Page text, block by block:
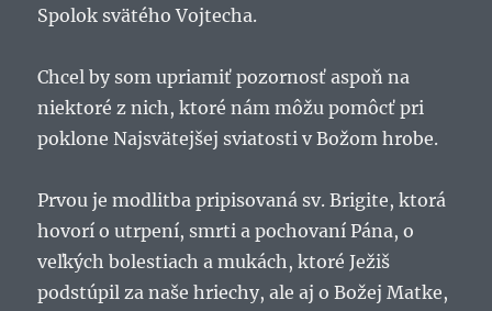
Spolok svätého Vojtecha.
Chcel by som upriamiť pozornosť aspoň na
niektoré z nich, ktoré nám môžu pomôcť pri
poklone Najsvätejšej sviatosti v Božom hrobe.
Prvou je modlitba pripisovaná sv. Brigite, ktorá
hovorí o utrpení, smrti a pochovaní Pána, o
veľkých bolestiach a mukách, ktoré Ježiš
podstúpil za naše hriechy, ale aj o Božej Matke,